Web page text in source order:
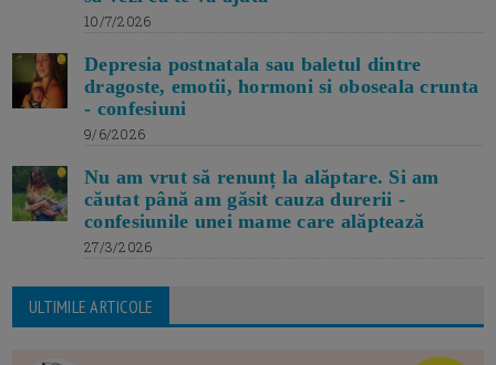
10/7/2026
Depresia postnatala sau baletul dintre
dragoste, emotii, hormoni si oboseala crunta
- confesiuni
9/6/2026
Nu am vrut să renunț la alăptare. Si am
căutat până am găsit cauza durerii -
confesiunile unei mame care alăptează
27/3/2026
ULTIMILE ARTICOLE